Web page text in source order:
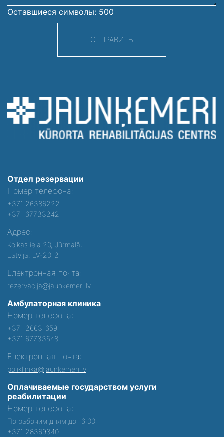
Оставшиеся символы: 500
ОТПРАВИТЬ
Отдел резервации
Номер телефона:
+371 26386222
+371 67733242
Адрес:
Kolkas iela 20, Jūrmalā,
Latvija, LV-2012
Електронная почта:
rezervacija@jaunkemeri.lv
Амбулаторная клиника
Номер телефона:
+371 26631659
+371 67733548
Електронная почта:
poliklinika@jaunkemeri.lv
Оплачиваемые государством услуги
реабилитации
Номер телефона:
По рабочим дням до 16:00
+371 28369340